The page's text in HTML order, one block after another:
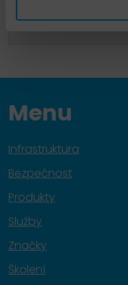
Menu
Infrastruktura
Bezpečnost
Produkty
Služby
Značky
Školení